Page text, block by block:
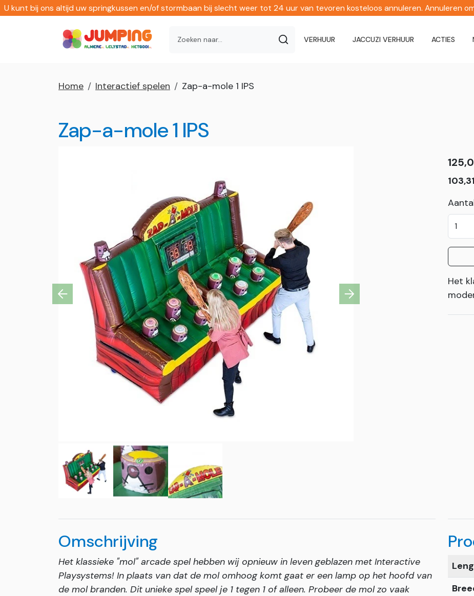
U kunt bij ons altijd uw springkussen en/of stormbaan bij slecht weer tot 24 uur van tevoren kosteloos annuleren. Annuleren
VERHUUR JACCUZI VERHUUR ACTIES
Home Interactief spelen Zap-a-mole 1 IPS
Zap-a-mole 1 IPS
Previous Next
103,31
Het
Omschrijving
Het klassieke "mol" arcade spel hebben wij opnieuw in leven geblazen met Interactive
Playsystems! In plaats van dat de mol omhoog komt gaat er een lamp op het hoofd van
de mol branden. Dit unieke spel speel je 1 tegen 1 of alleen. Probeer de mol zo vaak